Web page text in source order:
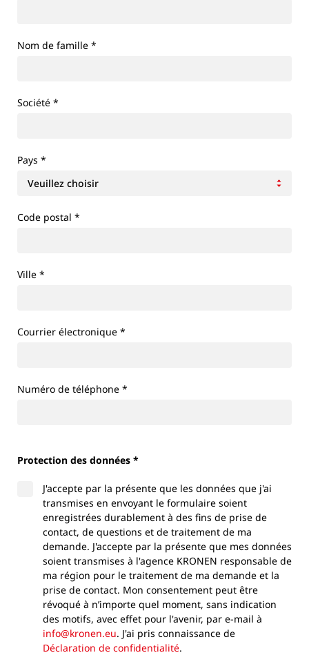
Nom de famille *
Société *
Pays *
Code postal *
Ville *
Courrier électronique *
Numéro de téléphone *
Protection des données *
J'accepte par la présente que les données que j'ai
transmises en envoyant le formulaire soient
enregistrées durablement à des fins de prise de
contact, de questions et de traitement de ma
demande. J'accepte par la présente que mes données
soient transmises à l'agence KRONEN responsable de
ma région pour le traitement de ma demande et la
prise de contact. Mon consentement peut être
révoqué à n’importe quel moment, sans indication
des motifs, avec effet pour l'avenir, par e-mail à
info@kronen.eu. J'ai pris connaissance de
Déclaration de confidentialité.